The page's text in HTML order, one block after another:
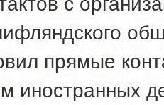
прямые
иностранных